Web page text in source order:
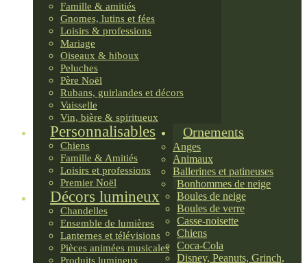
Famille & amitiés
Gnomes, lutins et fées
Loisirs & professions
Mariage
Oiseaux & hiboux
Peluches
Père Noël
Rubans, guirlandes et décors
Vaisselle
Vin, bière & spiritueux
Personnalisables
Chiens
Famille & Amitiés
Loisirs et professions
Premier Noël
Décors lumineux
Chandelles
Ensemble de lumières
Lanternes et télévisions
Pièces animées musicales
Produits lumineux
Ornements
Anges
Animaux
Ballerines et patineuses
Bonhommes de neige
Boules de neige
Boules de verre
Casse-noisette
Chiens
Coca-Cola
Disney, Peanuts, Grinch,